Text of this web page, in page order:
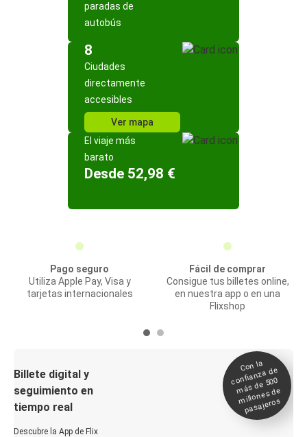
paradas de
autobús
8
Ciudades
directamente
accesibles
Ver mapa
El viaje más
barato
Desde 52,98 €
Pago seguro
Utiliza Apple Pay, Visa y
tarjetas internacionales
Fácil de comprar
Consigue tus billetes online,
en nuestra app o en una
Flixshop
Billete digital y
seguimiento en
tiempo real
Descubre la App de Flix
Con la
confianza de
más de 500
millones de
pasajeros